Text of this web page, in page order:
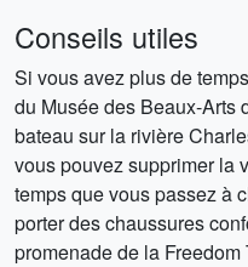
Conseils utiles
Si vous avez plus de
du Musée des Beaux-Arts
bateau sur la rivière
vous pouvez supprimer la
temps que vous passez à
porter des chaussures
promenade de la Freedom